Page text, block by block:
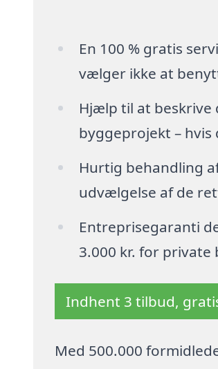
En 100 % gratis
vælger ikke at
Hjælp til at beskrive
byggeprojekt – hvis
Hurtig behandling
udvælgelse af de
Entreprisegaranti
3.000 kr. for private
Indhent 3 tilbud,
Med 500.000